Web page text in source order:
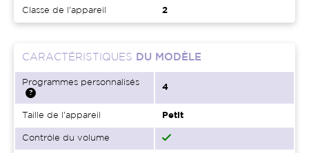
Classe de l'appareil 2
CARACTÉRISTIQUES DU MODÈLE
Programmes personnalisés
4
Taille de l'appareil Petit
Contrôle du volume